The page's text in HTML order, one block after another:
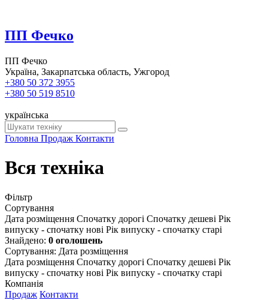
ПП Фечко
ПП Фечко
Україна, Закарпатська область, Ужгород
+380 50 372 3955
+380 50 519 8510
українська
Головна Продаж Контакти
Вся техніка
Фільтр
Сортування
Дата розміщення Спочатку дорогі Спочатку дешеві Рік
випуску - спочатку нові Рік випуску - спочатку старі
Знайдено: 0 оголошень
Сортування: Дата розміщення
Дата розміщення Спочатку дорогі Спочатку дешеві Рік
випуску - спочатку нові Рік випуску - спочатку старі
Компанія
Продаж Контакти